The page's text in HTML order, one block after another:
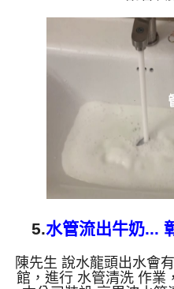
出豆腐，還出現黑色異
後，出水變乾淨，管
水，如水管老化，會產
水就會是咖啡色，地下
黑色管垢，洗出來的水
色的水，
5.水管流出牛奶...
陳先生 說水龍頭出水會
館，進行 水管清洗 作業